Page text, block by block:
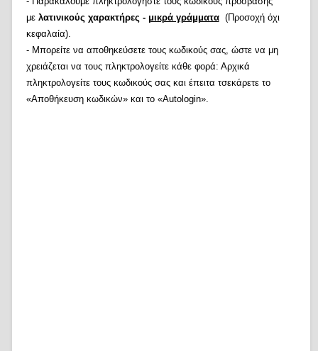
με λατινικούς χαρακτήρες - μικρά γράμματα(Προσοχή όχι
κεφαλαία).
- Μπορείτε να αποθηκεύσετε τους κωδικούς σας, ώστε να μη
χρειάζεται να τους πληκτρολογείτε κάθε φορά: Αρχικά
πληκτρολογείτε τους κωδικούς σας και έπειτα τσεκάρετε το
«Αποθήκευση κωδικών» και το «Autologin».